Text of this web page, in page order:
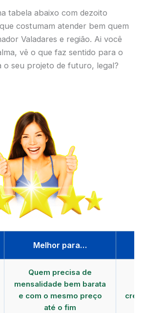
tabela abaixo com dezoito
costumam atender bem quem
Valadares e região. Ai você
vê o que faz sentido para o
o seu projeto de futuro, legal?
Melhor para…
Quem precisa de
mensalidade bem barata
e com o mesmo preço
até o fim